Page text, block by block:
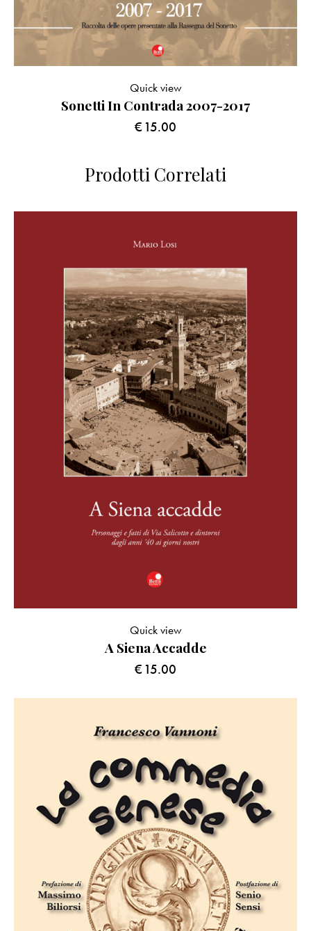
Sonetti In Contrada 2007-2017
€15.00
Quick view
Prodotti Correlati
A Siena Accadde
€15.00
Quick view